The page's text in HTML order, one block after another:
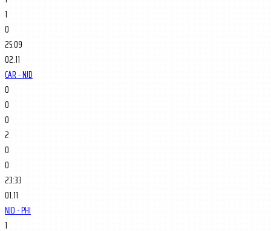
1
0
25:09
02.11
CAR - NJD
0
0
0
2
0
0
23:33
01.11
NJD - PHI
1